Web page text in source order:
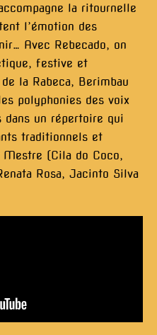
la ritournelle
l’émotion des
Avec Rebecado, on
festive et
la Rabeca, Berimbau
polyphonies des voix
dans un répertoire qui
traditionnels et
(Cila do Coco,
Rosa, Jacinto Silva